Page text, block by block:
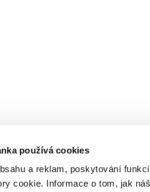
používá cookies
a reklam, poskytování
cookie. Informace o tom, jak